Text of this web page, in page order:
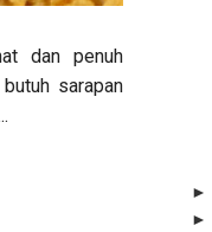
dan penuh
sarapan
►
►